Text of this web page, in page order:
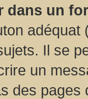
dans un
Il se
un
des